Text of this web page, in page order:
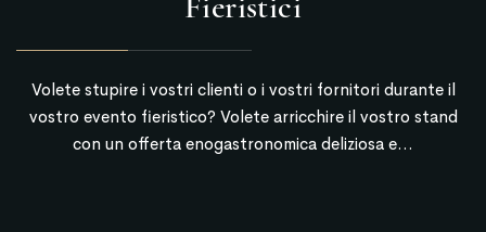
Volete stupire i vostri clienti o i vostri fornitori durante il
vostro evento fieristico? Volete arricchire il vostro stand
con un offerta enogastronomica deliziosa e...